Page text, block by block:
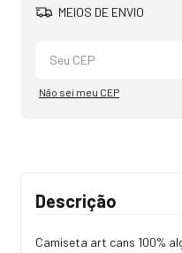
MEIOS DE ENVIO
Não sei meu CEP
Descrição
Camiseta art cans 100%